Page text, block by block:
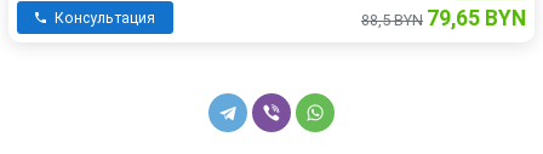
Консультация 88,5 BYN 79,65 BYN